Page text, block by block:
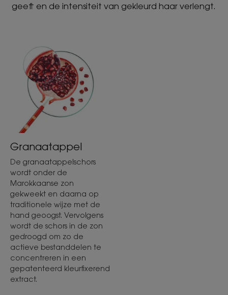
geeft en de intensiteit van gekleurd haar verlengt.
Granaatappel
De granaatappelschors
wordt onder de
Marokkaanse zon
gekweekt en daarna op
traditionele wijze met de
hand geoogst. Vervolgens
wordt de schors in de zon
gedroogd om zo de
actieve bestanddelen te
concentreren in een
gepatenteerd kleurfixerend
extract.